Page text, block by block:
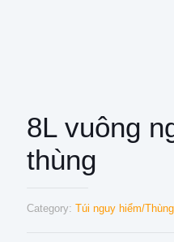
8L vuông
thùng
Category: Túi nguy hiểm/